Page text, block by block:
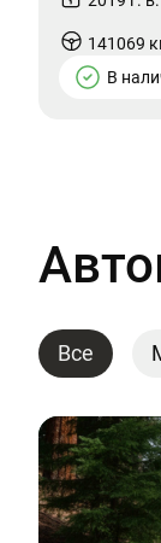
141069
В
Все